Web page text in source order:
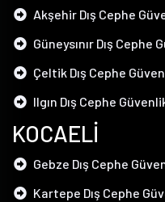
Akşehir Dış Cephe
Güneysınır Dış Cephe
Çeltik Dış Cephe
Ilgın Dış Cephe
KOCAELİ
Gebze Dış Cephe
Kartepe Dış Cephe